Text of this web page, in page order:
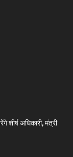
शीर्ष अधिकारी, मंत्री